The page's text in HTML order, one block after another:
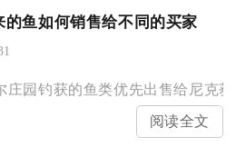
的鱼如何销售给不同的买家
庄园钓获的鱼类优先出售给尼克
阅读全文